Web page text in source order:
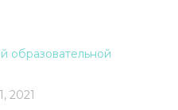
образовательной
2021